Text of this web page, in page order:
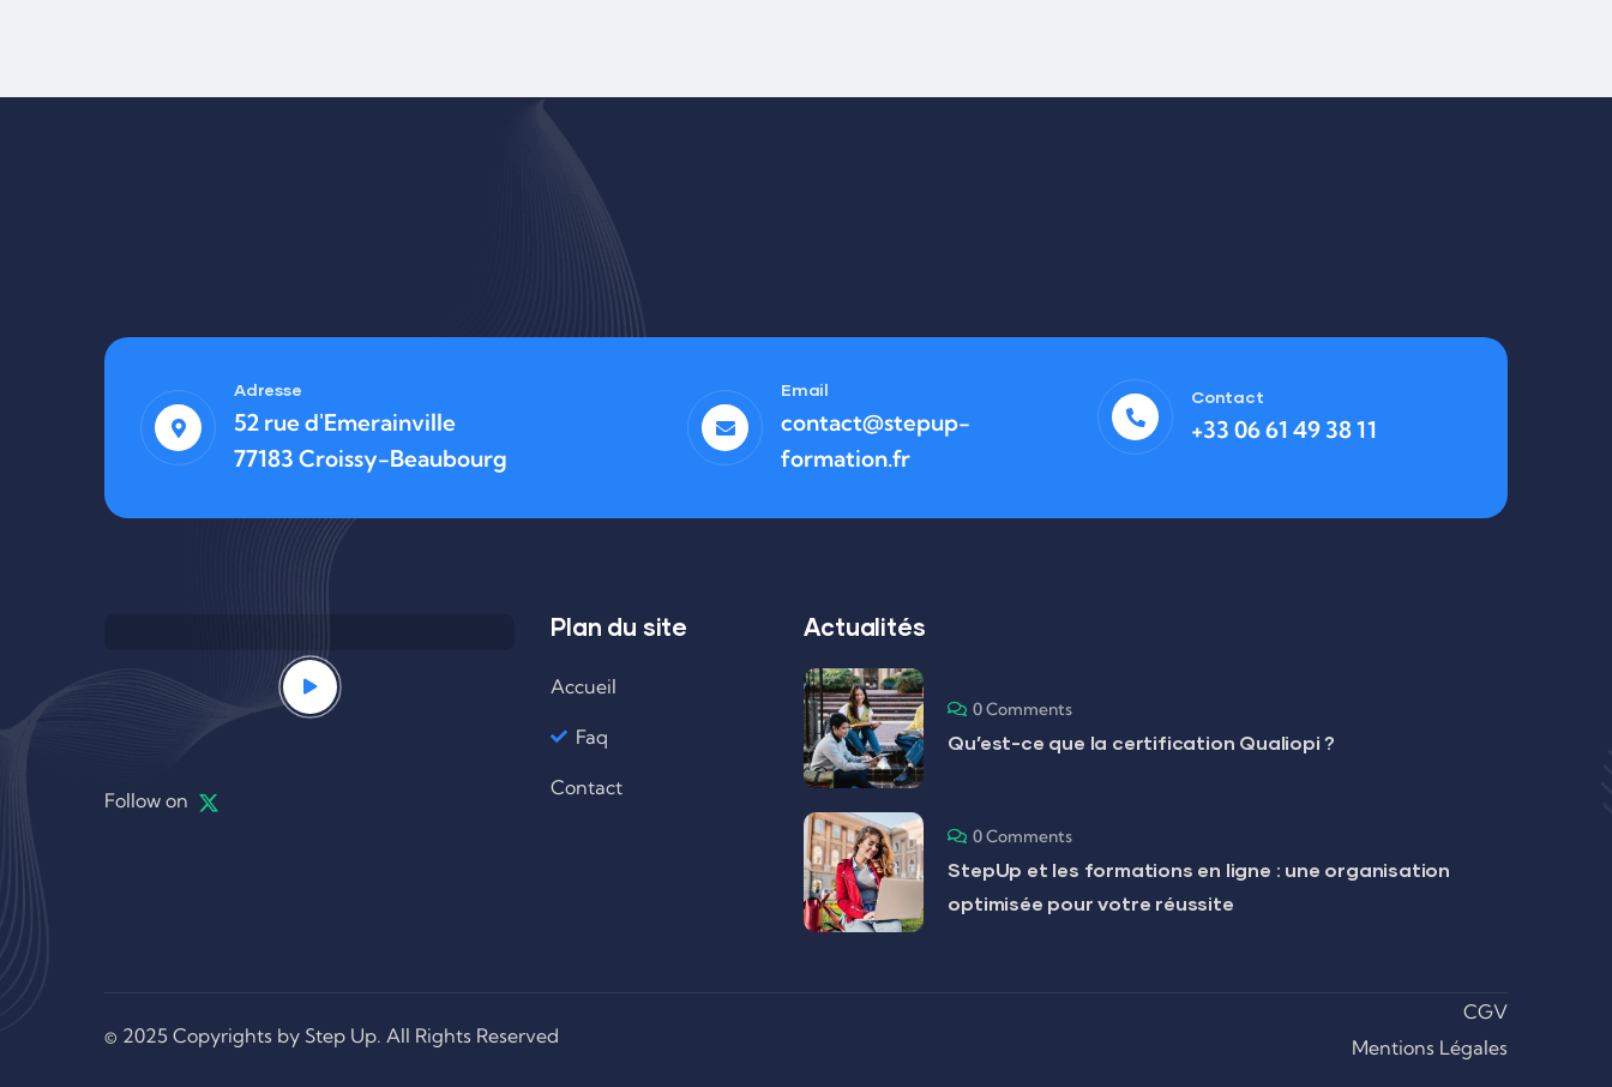
Adresse
52 rue d'Emerainville
77183 Croissy-Beaubourg
Email
contact@stepup-
formation.fr
Contact
+33 06 61 49 38 11
Follow on
Plan du site
Accueil
Faq
Contact
Actualités
0 Comments
Qu’est-ce que la certification Qualiopi ?
0 Comments
StepUp et les formations en ligne : une organisation
optimisée pour votre réussite
© 2025 Copyrights by Step Up. All Rights Reserved
CGV
Mentions Légales